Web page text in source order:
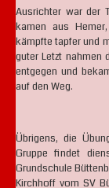
Ausrichter war der
kamen aus
kämpfte tapfer und
guter Letzt nahmen
entgegen und
auf den Weg.
Übrigens, die
Gruppe findet
Grundschule
Kirchhoff vom SV